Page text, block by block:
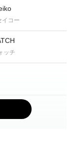
イコー
ッチ